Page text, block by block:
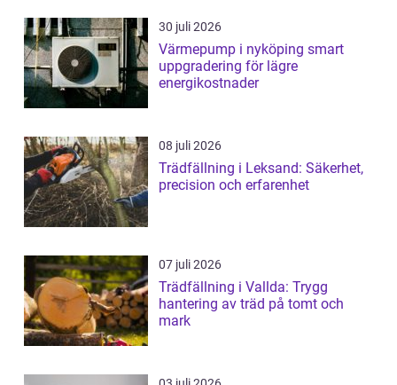
30 juli 2026
Värmepump i nyköping smart
uppgradering för lägre
energikostnader
08 juli 2026
Trädfällning i Leksand: Säkerhet,
precision och erfarenhet
07 juli 2026
Trädfällning i Vallda: Trygg
hantering av träd på tomt och
mark